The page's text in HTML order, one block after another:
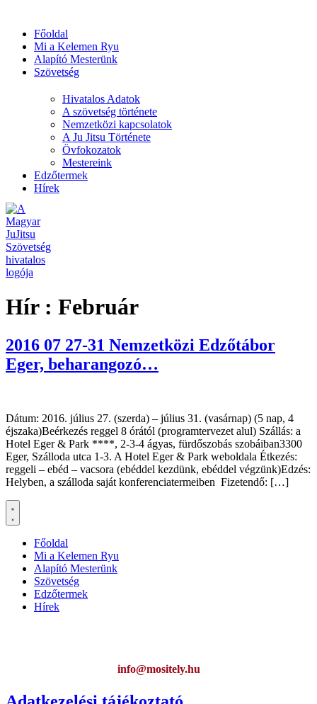
Főoldal
Mi a Kelemen Ryu
Alapító Mesterünk
Szövetség
Hivatalos Adatok
A szövetség története
Nemzetközi kapcsolatok
A Ju Jitsu Története
Övfokozatok
Mestereink
Edzőtermek
Hírek
Hír : Február
2016 07 27-31 Nemzetközi Edzőtábor
Eger, beharangozó…
Dátum: 2016. július 27. (szerda) – július 31. (vasárnap) (5 nap, 4
éjszaka)Beérkezés reggel 8 órától (programtervezet alul) Szállás: a
Hotel Eger & Park ****, 2-3-4 ágyas, fürdőszobás szobáiban3300
Eger, Szálloda utca 1-3. A Hotel Eger & Park weboldala Étkezés:
reggeli – ebéd – vacsora (ebéddel kezdünk, ebéddel végzünk)Edzés:
Helyben, a szálloda saját konferenciatermeiben Fizetendő: […]
Főoldal
Mi a Kelemen Ryu
Alapító Mesterünk
Szövetség
Edzőtermek
Hírek
info@mositely.hu